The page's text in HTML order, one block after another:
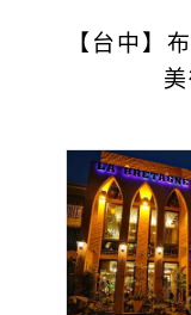
【台中】